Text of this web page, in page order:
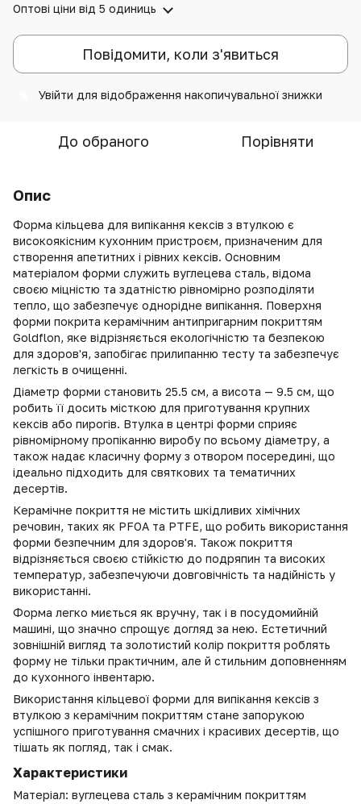
Оптові ціни від 5 одиниць
Повідомити, коли з'явиться
Увійти для відображення накопичувальної знижки
До обраного Порівняти
Опис
Форма кільцева для випікання кексів з втулкою є
високоякісним кухонним пристроєм, призначеним для
створення апетитних і рівних кексів. Основним
матеріалом форми служить вуглецева сталь, відома
своєю міцністю та здатністю рівномірно розподіляти
тепло, що забезпечує однорідне випікання. Поверхня
форми покрита керамічним антипригарним покриттям
Goldflon, яке відрізняється екологічністю та безпекою
для здоров'я, запобігає прилипанню тесту та забезпечує
легкість в очищенні.
Діаметр форми становить 25.5 см, а висота — 9.5 см, що
робить її досить місткою для приготування крупних
кексів або пирогів. Втулка в центрі форми сприяє
рівномірному пропіканню виробу по всьому діаметру, а
також надає класичну форму з отвором посередині, що
ідеально підходить для святкових та тематичних
десертів.
Керамічне покриття не містить шкідливих хімічних
речовин, таких як PFOA та PTFE, що робить використання
форми безпечним для здоров'я. Також покриття
відрізняється своєю стійкістю до подряпин та високих
температур, забезпечуючи довговічність та надійність у
використанні.
Форма легко миється як вручну, так і в посудомийній
машині, що значно спрощує догляд за нею. Естетичний
зовнішній вигляд та золотистий колір покриття роблять
форму не тільки практичним, але й стильним доповненням
до кухонного інвентарю.
Використання кільцевої форми для випікання кексів з
втулкою з керамічним покриттям стане запорукою
успішного приготування смачних і красивих десертів, що
тішать як погляд, так і смак.
Характеристики
Матеріал: вуглецева сталь з керамічним покриттям